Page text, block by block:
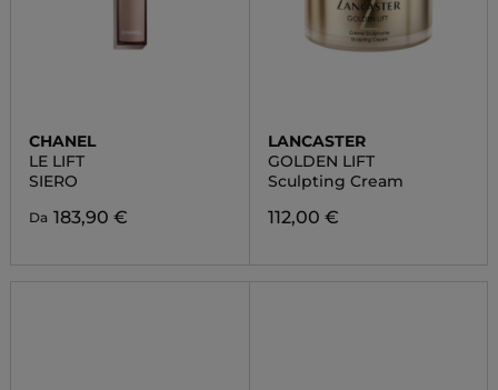
CHANEL
LE LIFT
SIERO
Da 183,90 €
LANCASTER
GOLDEN LIFT
Sculpting Cream
112,00 €